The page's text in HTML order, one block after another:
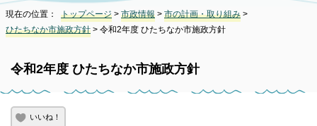
現在の位置： トップページ > 市政情報 > 市の計画・取り組み >
ひたちなか市施政方針 > 令和2年度 ひたちなか市施政方針
令和2年度 ひたちなか市施政方針
いいね！